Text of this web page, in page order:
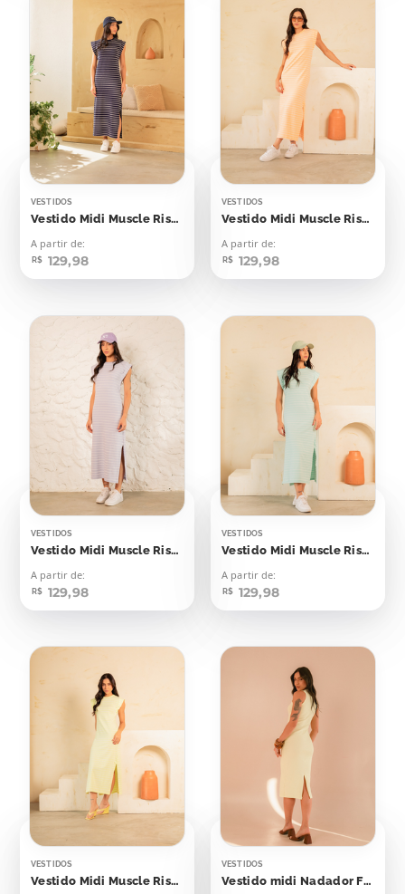
VESTIDOS
Vestido Midi Muscle Risca de Giz Azul Marinho
A partir de:
R$ 129,98
VESTIDOS
Vestido Midi Muscle Risca de Giz Laranja Candy
A partir de:
R$ 129,98
VESTIDOS
Vestido Midi Muscle Risca de Giz Lilás
A partir de:
R$ 129,98
VESTIDOS
Vestido Midi Muscle Risca de Giz Verde Bebê
A partir de:
R$ 129,98
VESTIDOS
Vestido Midi Muscle Risca de Giz Amarelo Bebê
VESTIDOS
Vestido midi Nadador Flash Yellow